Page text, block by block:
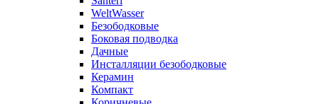
WeltWasser
Безободковые
Боковая подводка
Дачные
Инсталляции безободковые
Керамин
Компакт